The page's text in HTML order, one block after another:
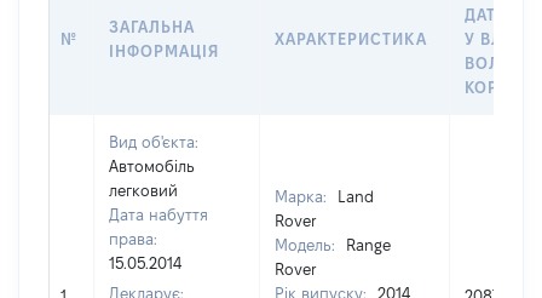
№
ЗАГАЛЬНА
ІНФОРМАЦІЯ
ХАРАКТЕРИСТИКА
ДАТУ
У
Вид об'єкта:
Автомобіль
легковий
Дата набуття
права:
15.05.2014
Декларує:
Марка:
Land
Rover
Модель:
Range
Rover
Рік випуску:
2014